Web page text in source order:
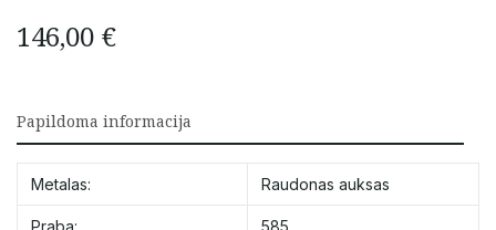
146,00 €
Papildoma informacija
Metalas: Raudonas auksas
Praba: 585